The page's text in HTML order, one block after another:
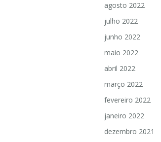
agosto 2022
julho 2022
junho 2022
maio 2022
abril 2022
março 2022
fevereiro 2022
janeiro 2022
dezembro 2021